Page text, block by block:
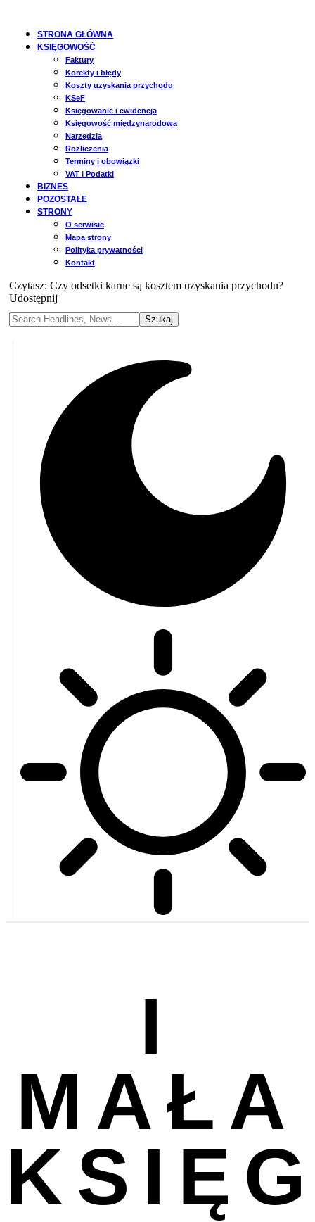
STRONA GŁÓWNA
KSIĘGOWOŚĆ
Faktury
Korekty i błędy
Koszty uzyskania przychodu
KSeF
Księgowanie i ewidencja
Księgowość międzynarodowa
Narzędzia
Rozliczenia
Terminy i obowiązki
VAT i Podatki
BIZNES
POZOSTAŁE
STRONY
O serwisie
Mapa strony
Polityka prywatności
Kontakt
Czytasz: Czy odsetki karne są kosztem uzyskania przychodu?
Udostępnij
I
MAŁA